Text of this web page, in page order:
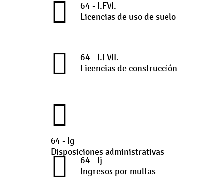
64 - I.FVI.
Licencias de uso de suelo
64 - I.FVII.
Licencias de construcción
64 - Ig
Disposiciones administrativas
64 - Ij
Ingresos por multas